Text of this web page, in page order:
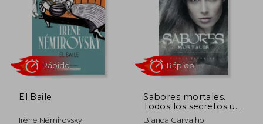
El Baile
Irène Némirovsky
Sabores mortales.
Todos los secretos un
día necesitan ser
Bianca Carvalho